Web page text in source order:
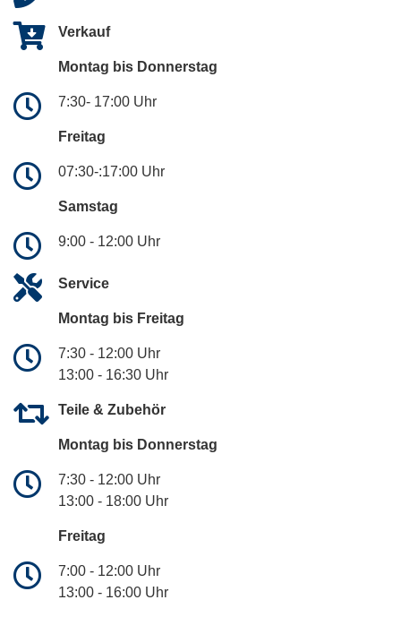
Verkauf
Montag bis Donnerstag
7:30- 17:00 Uhr
Freitag
07:30-:17:00 Uhr
Samstag
9:00 - 12:00 Uhr
Service
Montag bis Freitag
7:30 - 12:00 Uhr
13:00 - 16:30 Uhr
Teile & Zubehör
Montag bis Donnerstag
7:30 - 12:00 Uhr
13:00 - 18:00 Uhr
Freitag
7:00 - 12:00 Uhr
13:00 - 16:00 Uhr